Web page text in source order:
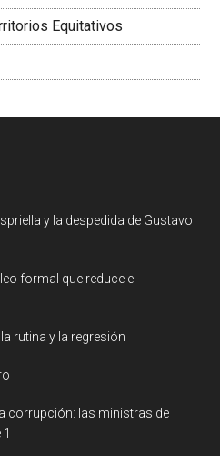
Equitativos
y la despedida de Gustavo
formal que reduce el
rutina y la regresión
corrupción: las ministras de